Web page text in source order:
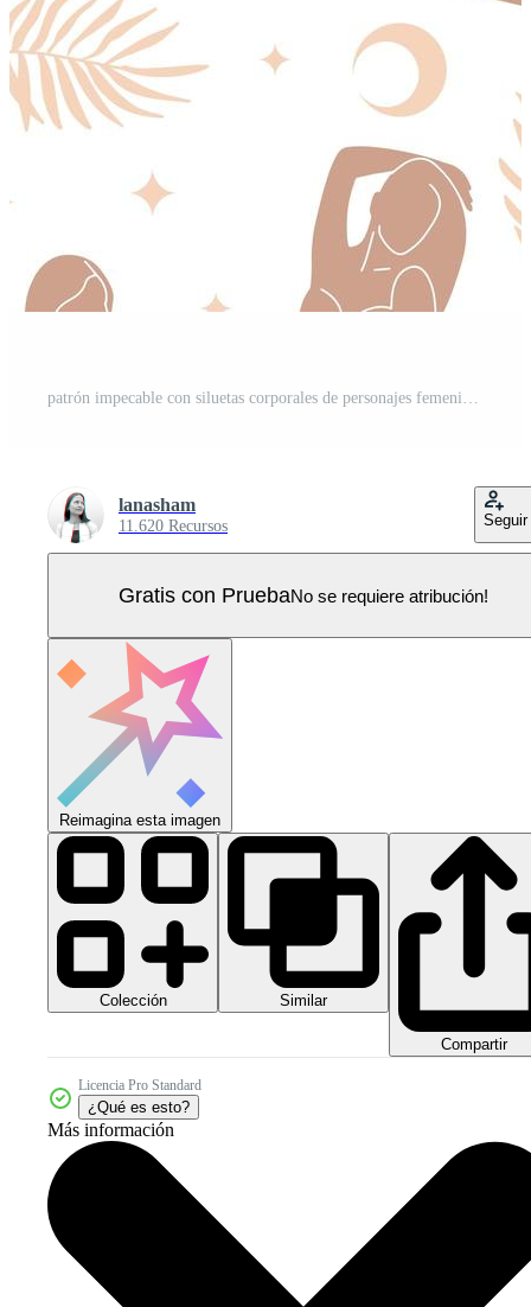
patrón impecable con siluetas corporales de personajes femeninos, eclipse místico de luna oculta con hojas de palma. fondo celestial de arte plano aislado sobre fondo blanco. ilustración vectorial dibujada a mano. Vector Pro
lanasham
11.620 Recursos Seguir
Gratis con PruebaNo se requiere atribución!
Reimagina esta imagen
Colección Similar
Compartir
Licencia Pro Standard
¿Qué es esto?
Más información